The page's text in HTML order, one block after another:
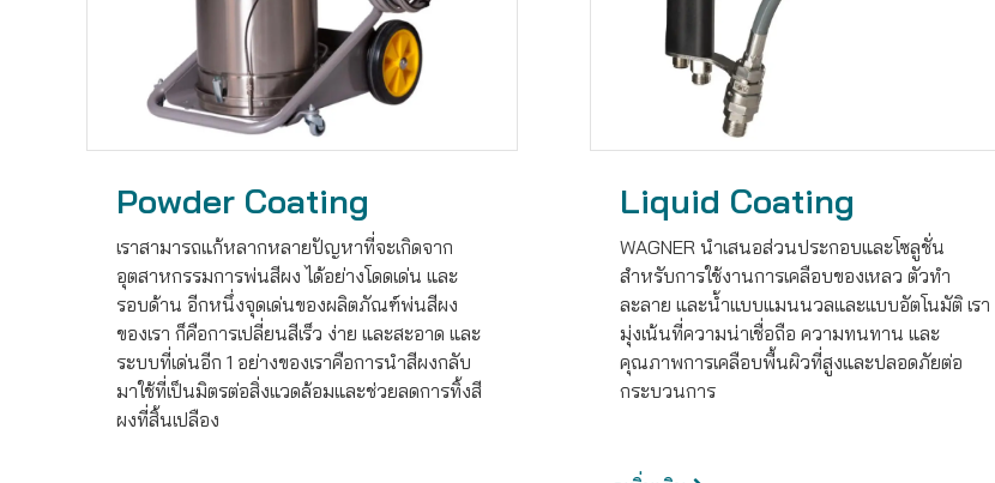
Powder Coating
เราสามารถแก้หลากหลายปัญหาที่จะเกิดจาก
อุตสาหกรรมการพ่นสีผง ได้อย่างโดดเด่น และ
รอบด้าน อีกหนึ่งจุดเด่นของผลิตภัณฑ์พ่นสีผง
ของเรา ก็คือการเปลี่ยนสีเร็ว ง่าย และสะอาด และ
ระบบที่เด่นอีก 1 อย่างของเราคือการนำสีผงกลับ
มาใช้ที่เป็นมิตรต่อสิ่งแวดล้อมและช่วยลดการทิ้งสี
ผงที่สิ้นเปลือง
Liquid Coating
WAGNER นำเสนอส่วนประกอบและโซลูชั่น
สำหรับการใช้งานการเคลือบของเหลว ตัวทำ
ละลาย และน้ำแบบแมนนวลและแบบอัตโนมัติ เรา
มุ่งเน้นที่ความน่าเชื่อถือ ความทนทาน และ
คุณภาพการเคลือบพื้นผิวที่สูงและปลอดภัยต่อ
กระบวนการ